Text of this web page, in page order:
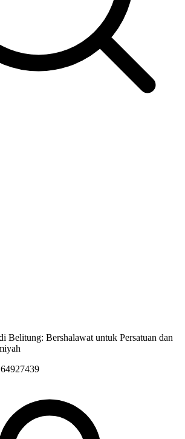
Belitung: Bershalawat untuk Persatuan dan